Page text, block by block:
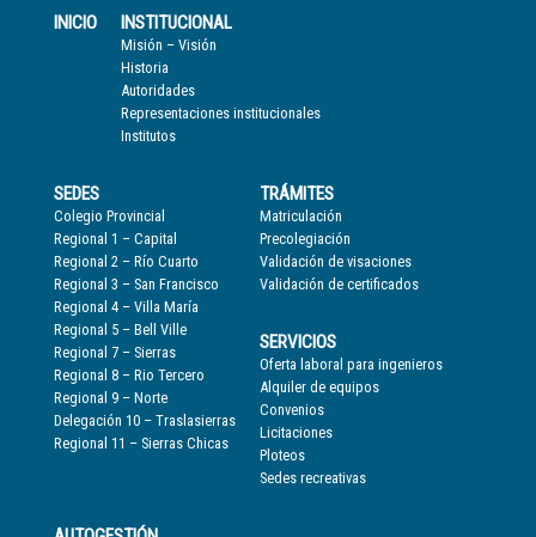
INICIO INSTITUCIONAL
Misión – Visión
Historia
Autoridades
Representaciones institucionales
Institutos
SEDES
Colegio Provincial
Regional 1 – Capital
Regional 2 – Río Cuarto
Regional 3 – San Francisco
Regional 4 – Villa María
Regional 5 – Bell Ville
Regional 7 – Sierras
Regional 8 – Rio Tercero
Regional 9 – Norte
Delegación 10 – Traslasierras
Regional 11 – Sierras Chicas
TRÁMITES
Matriculación
Precolegiación
Validación de visaciones
Validación de certificados
SERVICIOS
Oferta laboral para ingenieros
Alquiler de equipos
Convenios
Licitaciones
Ploteos
Sedes recreativas